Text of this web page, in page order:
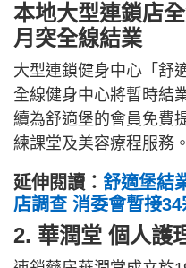
本地大型連鎖店
月突全線結業
大型連鎖健身中心「舒
全線健身中心將暫時結
續為舒適堡的會員免費
練課堂及美容療程服務。
延伸閱讀： 舒適堡結
店調查 消委會暫接
2. 華潤堂 個人護